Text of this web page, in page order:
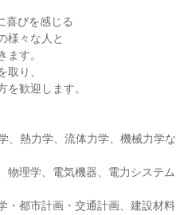
喜びを感じる
様々な人と
ます。
取り、
を歓迎します。
、熱力学、流体力学、機械力学な
物理学、電気機器、電力システム
・都市計画・交通計画、建設材料